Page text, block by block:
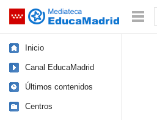
Saltar navegación
Inicio
Canal EducaMadrid
Últimos contenidos
Centros